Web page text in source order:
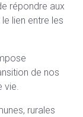
répondre aux
lien entre les
de nos
vie.
rurales